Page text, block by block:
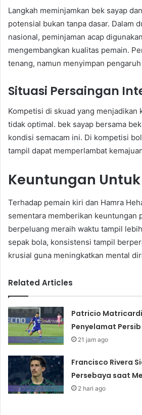
Langkah meminjamkan bek sayap
potensial bukan tanpa dasar. Dalam
nasional, peminjaman acap
mengembangkan kualitas pemain.
tenang, namun menyimpan pengaruh
Situasi Persaingan
Kompetisi di skuad yang menjadikan
tidak optimal. bek sayap bersama
kondisi semacam ini. Di kompetisi
tampil dapat memperlambat
Keuntungan
Terhadap pemain kiri dan Hamra
sementara memberikan keuntungan
berpeluang meraih waktu tampil
sepak bola, konsistensi tampil
krusial guna meningkatkan mental
Related Articles
Patricio
Penyelamat
21 jam ago
Francisco Rivera
Persebaya saat
2 hari ago